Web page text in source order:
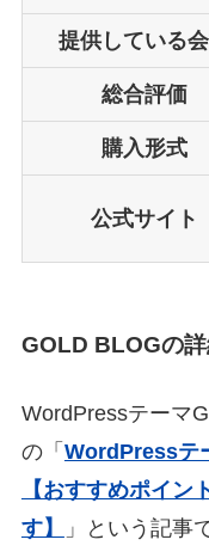
提供している
総合評価
購入形式
公式サイト
GOLD BLOGの詳
WordPressテーマ
の「 WordPressテ
【おすすめポイン
す】
」という記事